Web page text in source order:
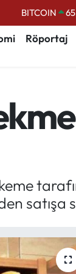
DOLAR
EURO
BİST100
Röportaj
satışa